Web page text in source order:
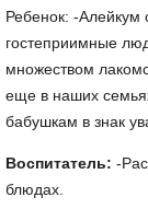
Ребенок: -Алейкум
гостеприимные
множеством
еще в наших
бабушкам в знак
Воспитатель: -
блюдах.